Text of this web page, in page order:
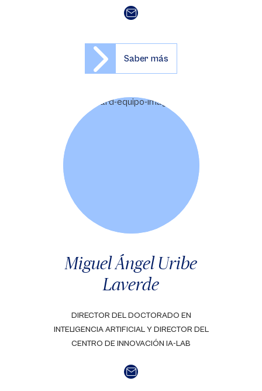
Saber más
Miguel Ángel Uribe
Laverde
DIRECTOR DEL DOCTORADO EN
INTELIGENCIA ARTIFICIAL Y DIRECTOR DEL
CENTRO DE INNOVACIÓN IA-LAB